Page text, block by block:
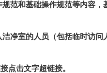
范和基础操作规范等内容，
净室的人员（包括临时访问
点击文字超链接。